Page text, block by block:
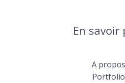
En savoir
A propos
Portfolio